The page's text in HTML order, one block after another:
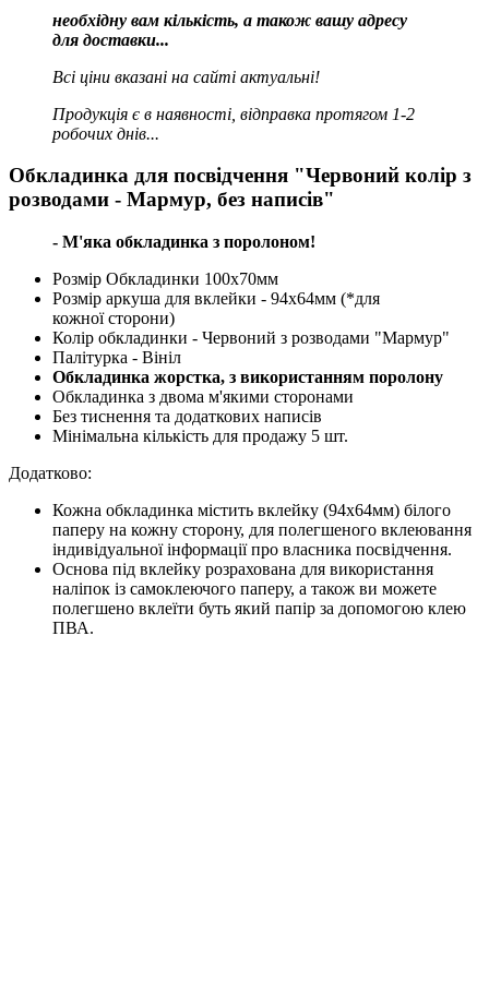
необхідну вам кількість, а також вашу адресу
для доставки...
Всі ціни вказані на сайті актуальні!
Продукція є в наявності, відправка протягом 1-2
робочих днів...
Обкладинка для посвідчення "Червоний колір з
розводами - Мармур, без написів"
- М'яка обкладинка з поролоном!
Розмір Обкладинки 100х70мм
Розмір аркуша для вклейки - 94х64мм (*для
кожної сторони)
Колір обкладинки - Червоний з розводами "Мармур"
Палітурка - Вініл
Обкладинка жорстка, з використанням поролону
Обкладинка з двома м'якими сторонами
Без тиснення та додаткових написів
Мінімальна кількість для продажу 5 шт.
Додатково:
Кожна обкладинка містить вклейку (94х64мм) білого
паперу на кожну сторону, для полегшеного вклеювання
індивідуальної інформації про власника посвідчення.
Основа під вклейку розрахована для використання
наліпок із самоклеючого паперу, а також ви можете
полегшено вклеїти буть який папір за допомогою клею
ПВА.